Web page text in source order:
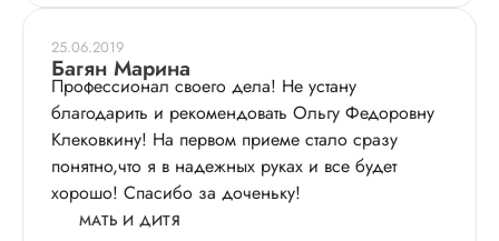
25.06.2019
Багян Марина
Профессионал своего дела! Не устану
благодарить и рекомендовать Ольгу Федоровну
Клековкину! На первом приеме стало сразу
понятно,что я в надежных руках и все будет
хорошо! Спасибо за доченьку!
МАТЬ И ДИТЯ